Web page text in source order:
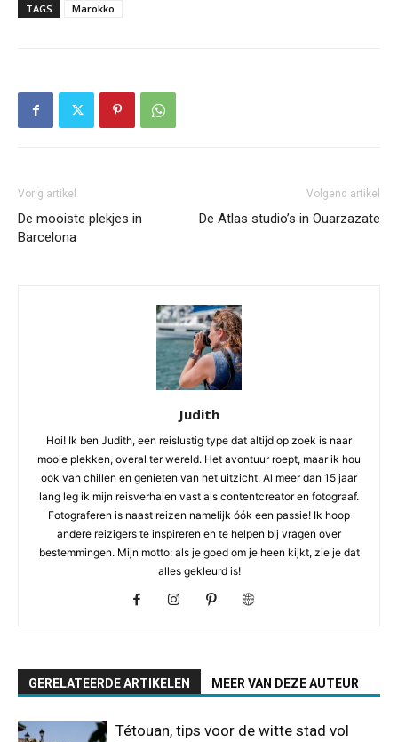
TAGS Marokko
Vorig artikel
De mooiste plekjes in
Barcelona
Volgend artikel
De Atlas studio’s in Ouarzazate
Judith
Hoi! Ik ben Judith, een reislustig type dat altijd op zoek is naar
mooie plekken, overal ter wereld. Het avontuur roept, maar ik hou
ook van chillen en genieten van het uitzicht. Al meer dan 15 jaar
lang leg ik mijn reisverhalen vast als contentcreator en fotograaf.
Fotograferen is naast reizen namelijk óók een passie! Ik hoop
andere reizigers te inspireren en te helpen bij vragen over
bestemmingen. Mijn motto: als je goed om je heen kijkt, zie je dat
alles gekleurd is!
GERELATEERDE ARTIKELEN MEER VAN DEZE AUTEUR
Tétouan, tips voor de witte stad vol